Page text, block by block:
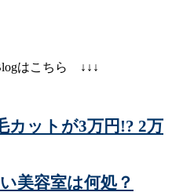
はこちら ↓↓↓
カットが3万円!? 2万
美容室は何処？